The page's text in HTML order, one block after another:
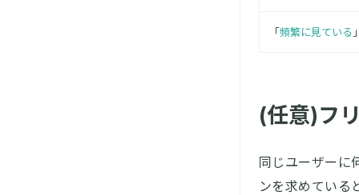
「頻繁に見ている
(任意)フ
同じユーザーに
ンを求めている